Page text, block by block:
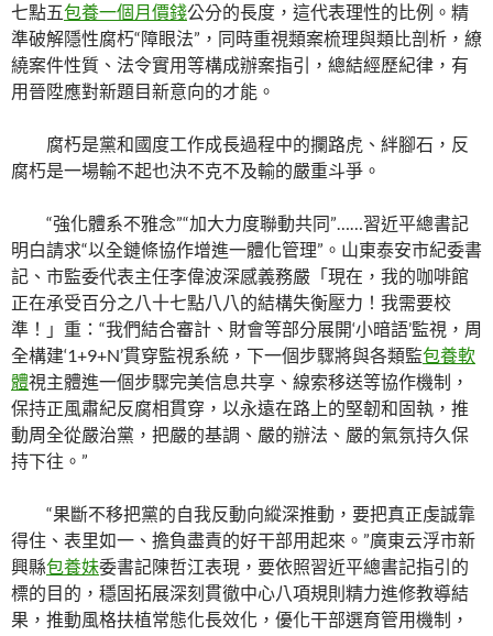
七點五包養一個月價錢公分的長度，這代表理性的比例。精
準破解隱性腐朽“障眼法”，同時重視類案梳理與類比剖析，繚
繞案件性質、法令實用等構成辦案指引，總結經歷紀律，有
用晉陞應對新題目新意向的才能。
腐朽是黨和國度工作成長過程中的攔路虎、絆腳石，反
腐朽是一場輸不起也決不克不及輸的嚴重斗爭。
“強化體系不雅念”“加大力度聯動共同”……習近平總書記
明白請求“以全鏈條協作增進一體化管理”。山東泰安市紀委書
記、市監委代表主任李偉波深感義務嚴「現在，我的咖啡館
正在承受百分之八十七點八八的結構失衡壓力！我需要校
準！」重：“我們結合審計、財會等部分展開‘小暗語’監視，周
全構建‘1+9+N’貫穿監視系統，下一個步驟將與各類監包養軟
體視主體進一個步驟完美信息共享、線索移送等協作機制，
保持正風肅紀反腐相貫穿，以永遠在路上的堅韌和固執，推
動周全從嚴治黨，把嚴的基調、嚴的辦法、嚴的氣氛持久保
持下往。”
“果斷不移把黨的自我反動向縱深推動，要把真正虔誠靠
得住、表里如一、擔負盡責的好干部用起來。”廣東云浮市新
興縣包養妹委書記陳哲江表現，要依照習近平總書記指引的
標的目的，穩固拓展深刻貫徹中心八項規則精力進修教導結
果，推動風格扶植常態化長效化，優化干部選育管用機制，